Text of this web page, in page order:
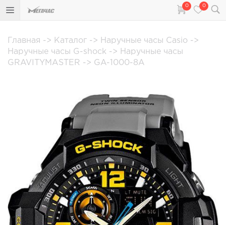
0 0
Главная -> Каталог -> Наручные часы Casio ->
Наручные часы G-shock -> Наручные часы
GRAVITYMASTER -> GA-1000-8A